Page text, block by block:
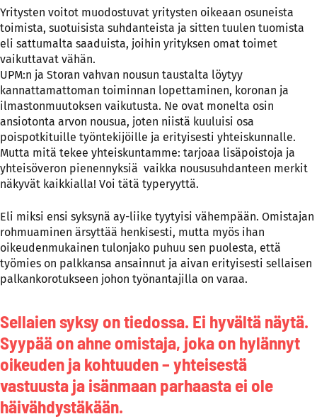
Yritysten voitot muodostuvat yritysten oikeaan osuneista
toimista, suotuisista suhdanteista ja sitten tuulen tuomista
eli sattumalta saaduista, joihin yrityksen omat toimet
vaikuttavat vähän.
UPM:n ja Storan vahvan nousun taustalta löytyy
kannattamattoman toiminnan lopettaminen, koronan ja
ilmastonmuutoksen vaikutusta. Ne ovat monelta osin
ansiotonta arvon nousua, joten niistä kuuluisi osa
poispotkituille työntekijöille ja erityisesti yhteiskunnalle.
Mutta mitä tekee yhteiskuntamme: tarjoaa lisäpoistoja ja
yhteisöveron pienennyksiä vaikka noususuhdanteen merkit
näkyvät kaikkialla! Voi tätä typeryyttä.
Eli miksi ensi syksynä ay-liike tyytyisi vähempään. Omistajan
rohmuaminen ärsyttää henkisesti, mutta myös ihan
oikeudenmukainen tulonjako puhuu sen puolesta, että
työmies on palkkansa ansainnut ja aivan erityisesti sellaisen
palkankorotukseen johon työnantajilla on varaa.
Sellaien syksy on tiedossa. Ei hyvältä näytä.
Syypää on ahne omistaja, joka on hylännyt
oikeuden ja kohtuuden – yhteisestä
vastuusta ja isänmaan parhaasta ei ole
häivähdystäkään.